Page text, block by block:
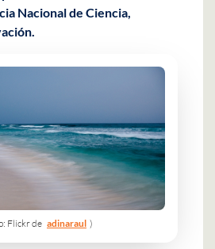
Nacional de Ciencia,
Flickr de adinaraul )